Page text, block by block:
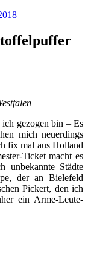
gezogen bin – Es
mich neuerdings
fix mal aus Holland
Ticket macht es
unbekannte Städte
der an Bielefeld
Pickert, den ich
ein Arme-Leute-